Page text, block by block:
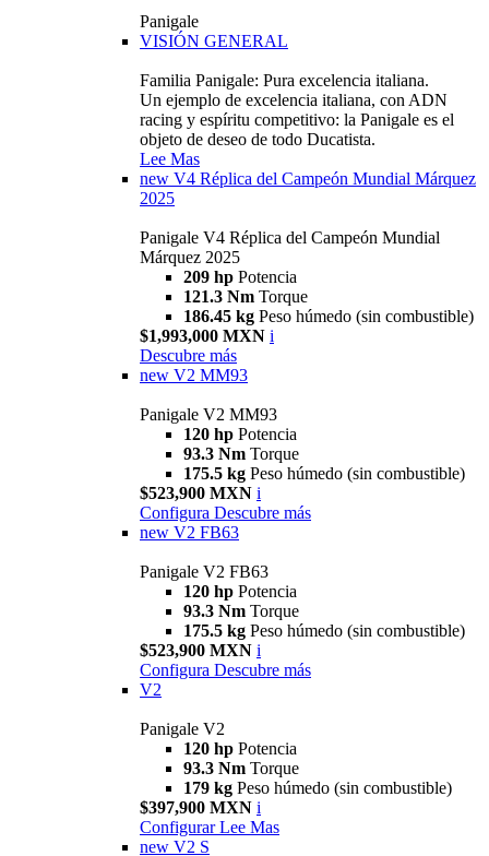
Panigale
VISIÓN GENERAL
Familia Panigale: Pura excelencia italiana.
Un ejemplo de excelencia italiana, con ADN
racing y espíritu competitivo: la Panigale es el
objeto de deseo de todo Ducatista.
Lee Mas
new V4 Réplica del Campeón Mundial Márquez
2025
Panigale V4 Réplica del Campeón Mundial
Márquez 2025
209 hp Potencia
121.3 Nm Torque
186.45 kg Peso húmedo (sin combustible)
$1,993,000 MXN i
Descubre más
new V2 MM93
Panigale V2 MM93
120 hp Potencia
93.3 Nm Torque
175.5 kg Peso húmedo (sin combustible)
$523,900 MXN i
Configura Descubre más
new V2 FB63
Panigale V2 FB63
120 hp Potencia
93.3 Nm Torque
175.5 kg Peso húmedo (sin combustible)
$523,900 MXN i
Configura Descubre más
V2
Panigale V2
120 hp Potencia
93.3 Nm Torque
179 kg Peso húmedo (sin combustible)
$397,900 MXN i
Configurar Lee Mas
new V2 S